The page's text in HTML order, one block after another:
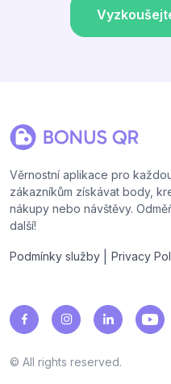
Věrnostní aplikace pro
zákazníkům získávat body,
nákupy nebo návštěvy.
další!
Podmínky služby Privacy
© All rights reserved.